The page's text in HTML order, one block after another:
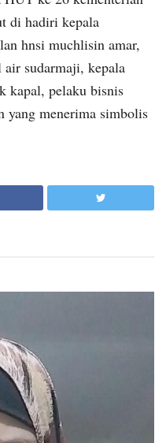
di hadiri kepala
hnsi muchlisin amar,
sudarmaji, kepala
kapal, pelaku bisnis
yang menerima simbolis